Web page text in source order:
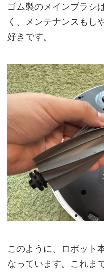
ゴム製のメインブラシ
く、メンテナンスもし
好きです。
このように、ロボット
なっています。これま